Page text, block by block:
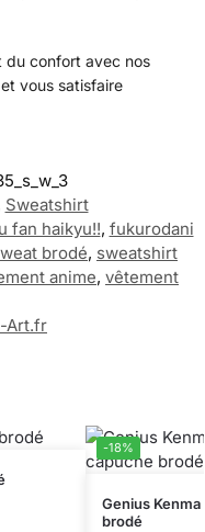
du confort avec nos
vous satisfaire
Sweatshirt
fan haikyu!!, fukurodani
brodé, sweatshirt
anime, vêtement
Art.fr
-18%
Genius
brodé